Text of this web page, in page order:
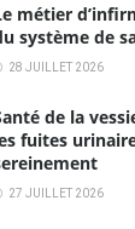
métier
système de
28 JUILLET 2026
de la
fuites
27 JUILLET 2026